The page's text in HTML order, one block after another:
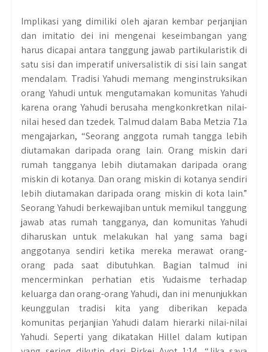
Implikasi yang dimiliki oleh ajaran kembar perjanjian
dan imitatio dei ini mengenai keseimbangan yang
harus dicapai antara tanggung jawab partikularistik di
satu sisi dan imperatif universalistik di sisi lain sangat
mendalam. Tradisi Yahudi memang menginstruksikan
orang Yahudi untuk mengutamakan komunitas Yahudi
karena orang Yahudi berusaha mengkonkretkan nilai-
nilai hesed dan tzedek. Talmud dalam Baba Metzia 71a
mengajarkan, “Seorang anggota rumah tangga lebih
diutamakan daripada orang lain. Orang miskin dari
rumah tangganya lebih diutamakan daripada orang
miskin di kotanya. Dan orang miskin di kotanya sendiri
lebih diutamakan daripada orang miskin di kota lain.”
Seorang Yahudi berkewajiban untuk memikul tanggung
jawab atas rumah tangganya, dan komunitas Yahudi
diharuskan untuk melakukan hal yang sama bagi
anggotanya sendiri ketika mereka merawat orang-
orang pada saat dibutuhkan. Bagian talmud ini
mencerminkan perhatian etis Yudaisme terhadap
keluarga dan orang-orang Yahudi, dan ini menunjukkan
keunggulan tradisi kita yang diberikan kepada
komunitas perjanjian Yahudi dalam hierarki nilai-nilai
Yahudi. Seperti yang dikatakan Hillel dalam kutipan